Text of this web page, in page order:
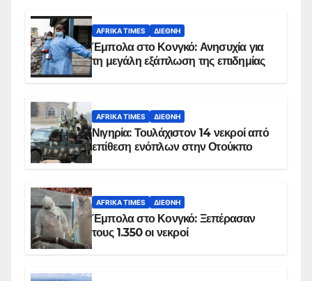
AFRIKA TIMES ΔΙΕΘΝΉ
Έμπολα στο Κονγκό: Ανησυχία για
τη μεγάλη εξάπλωση της επιδημίας
AFRIKA TIMES ΔΙΕΘΝΉ
Νιγηρία: Τουλάχιστον 14 νεκροί από
επίθεση ενόπλων στην Οτούκπο
AFRIKA TIMES ΔΙΕΘΝΉ
Έμπολα στο Κονγκό: Ξεπέρασαν
τους 1.350 οι νεκροί